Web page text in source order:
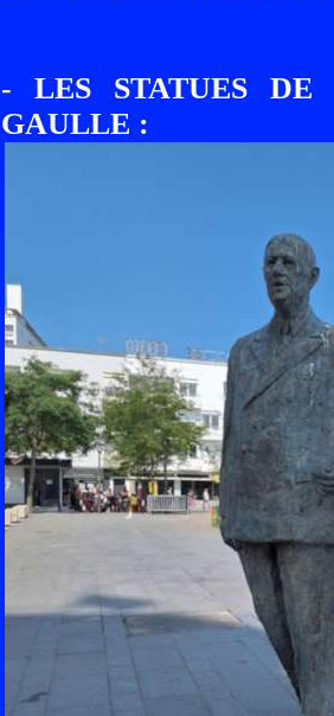
- LES STATUES DE
GAULLE :